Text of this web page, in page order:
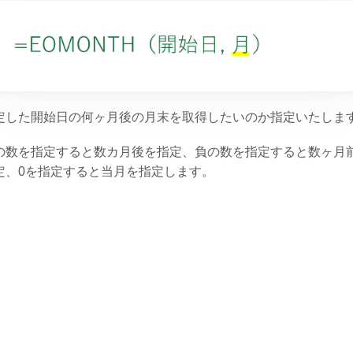
した開始日の何ヶ月後の月末を取得したいのか指定いたしま
数を指定すると数カ月後を指定、負の数を指定すると数ヶ月
、0を指定すると当月を指定します。